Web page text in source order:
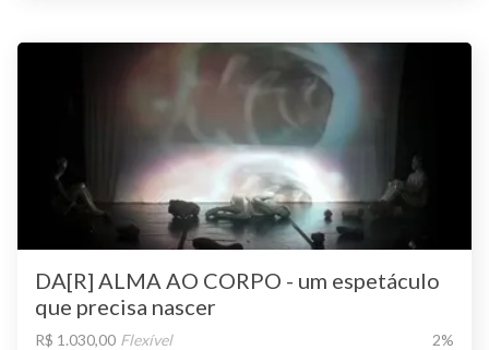
DA[R] ALMA AO CORPO - um espetáculo
que precisa nascer
R$ 1.030,00 Flexível 2%